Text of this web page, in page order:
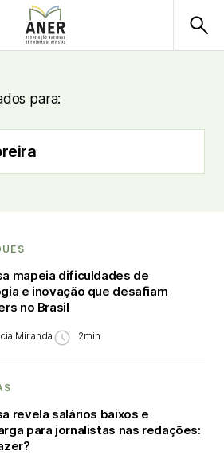
para:
mapeia dificuldades de
e inovação que desafiam
no Brasil
Miranda 2min
revela salários baixos e
para jornalistas nas redações: